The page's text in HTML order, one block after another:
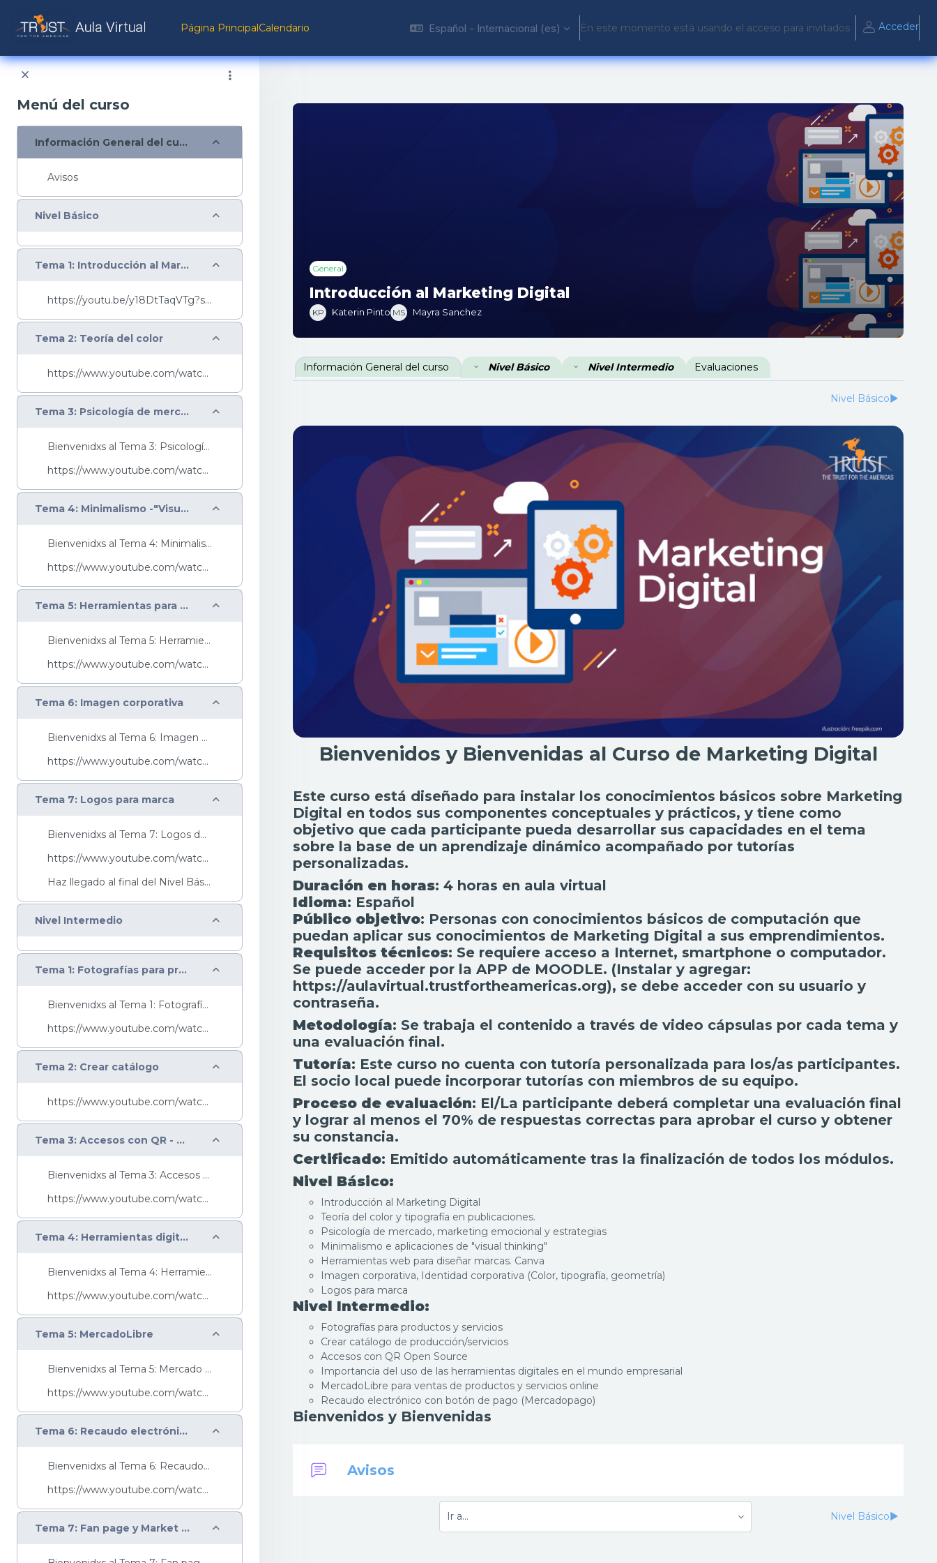
Página PrincipalCalendario Español - Internacional ‎(es)‎ En este momento está usando el acceso para invitados Acceder
Menú del curso
Información General del curso Colapsar
Avisos
Nivel Básico Colapsar
Tema 1: Introducción al Marketing Digital Colapsar
https://youtu.be/y18DtTaqVTg?si=LY1cQu_xjo6Z_I0h
Tema 2: Teoría del color Colapsar
https://www.youtube.com/watch?v=UGgz8D8l-dY&t=1s
Tema 3: Psicología de mercado Colapsar
Bienvenidxs al Tema 3: Psicología del Mercado, te ...
https://www.youtube.com/watch?v=Rc8cL84EA7E&t=6s
Tema 4: Minimalismo -"Visual thinking" Colapsar
Bienvenidxs al Tema 4: Minimalismo - "Visual Think...
https://www.youtube.com/watch?v=CGVN0K7B7UU&t=4s
Tema 5: Herramientas para diseñar - Canva Colapsar
Bienvenidxs al Tema 5: Herramientas para diseñar -...
https://www.youtube.com/watch?v=yxw-95j-hL8&list=P...
Tema 6: Imagen corporativa Colapsar
Bienvenidxs al Tema 6: Imagen corporativa, te invi...
https://www.youtube.com/watch?v=jJ4PXFpkxCg&list=P...
Tema 7: Logos para marca Colapsar
Bienvenidxs al Tema 7: Logos de marca, te invitamo...
https://www.youtube.com/watch?v=814VHc3Yw0Q&list=P...
Haz llegado al final del Nivel Básico, te invitamo...
Nivel Intermedio Colapsar
Tema 1: Fotografías para productos y servicios Colapsar
Bienvenidxs al Tema 1: Fotografías para productos ...
https://www.youtube.com/watch?v=kdJFf3C78Nw
Tema 2: Crear catálogo Colapsar
https://www.youtube.com/watch?v=7ipqhhHQBEY&list=P...
Tema 3: Accesos con QR - Código Abierto Colapsar
Bienvenidxs al Tema 3: Accesos con QR - Código Abi...
https://www.youtube.com/watch?v=7ipqhhHQBEY&list=P...
Tema 4: Herramientas digitales en el mundo empresarial Colapsar
Bienvenidxs al Tema 4: Herramientas digitales en e...
https://www.youtube.com/watch?v=aYeIk1FWz60&list=P...
Tema 5: MercadoLibre Colapsar
Bienvenidxs al Tema 5: Mercado Libre, te invitamos...
https://www.youtube.com/watch?v=kGsKd2RHJc8&list=P...
Tema 6: Recaudo electrónico Colapsar
Bienvenidxs al Tema 6: Recaudo electrónico, te inv...
https://www.youtube.com/watch?v=Cb6UzoyXcFI&list=P...
Tema 7: Fan page y Market Place Colapsar
General
Introducción al Marketing Digital
KP Katerin Pinto MS Mayra Sanchez
Perfilado de sección
Información General del curso Nivel Básico Nivel Intermedio Evaluaciones
▶︎
Nivel Básico
Bienvenidos y Bienvenidas al Curso de Marketing Digital
Este curso está diseñado para instalar los conocimientos básicos sobre Marketing
Digital en todos sus componentes conceptuales y prácticos, y tiene como
objetivo que cada participante pueda desarrollar sus capacidades en el tema
sobre la base de un aprendizaje dinámico acompañado por tutorías
personalizadas.
Duración en horas: 4 horas en aula virtual
Idioma: Español
Público objetivo: Personas con conocimientos básicos de computación que
puedan aplicar sus conocimientos de Marketing Digital a sus emprendimientos.
Requisitos técnicos: Se requiere acceso a Internet, smartphone o computador.
Se puede acceder por la APP de MOODLE. (Instalar y agregar:
https://aulavirtual.trustfortheamericas.org), se debe acceder con su usuario y
contraseña.
Metodología: Se trabaja el contenido a través de video cápsulas por cada tema y
una evaluación final.
Tutoría: Este curso no cuenta con tutoría personalizada para los/as participantes.
El socio local puede incorporar tutorías con miembros de su equipo.
Proceso de evaluación: El/La participante deberá completar una evaluación final
y lograr al menos el 70% de respuestas correctas para aprobar el curso y obtener
su constancia.
Certificado: Emitido automáticamente tras la finalización de todos los módulos.
Nivel Básico:
Introducción al Marketing Digital
Teoría del color y tipografía en publicaciones.
Psicología de mercado, marketing emocional y estrategias
Minimalismo e aplicaciones de "visual thinking"
Herramientas web para diseñar marcas. Canva
Imagen corporativa, Identidad corporativa (Color, tipografía, geometría)
Logos para marca
Nivel Intermedio:
Fotografías para productos y servicios
Crear catálogo de producción/servicios
Accesos con QR Open Source
Importancia del uso de las herramientas digitales en el mundo empresarial
MercadoLibre para ventas de productos y servicios online
Recaudo electrónico con botón de pago (Mercadopago)
Bienvenidos y Bienvenidas
Avisos
▶︎
Nivel Básico